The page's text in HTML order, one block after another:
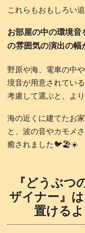
これらもおもしろい
お部屋の中の環境
の雰囲気の演出の
野原や海、電車の中
境音が用意されてい
考慮して選ぶと、よ
海の近くに建てたお
と、波の音やカモメ
癒されました🐦️🏖️☀️
『どうぶつ
ザイナー』
置ける